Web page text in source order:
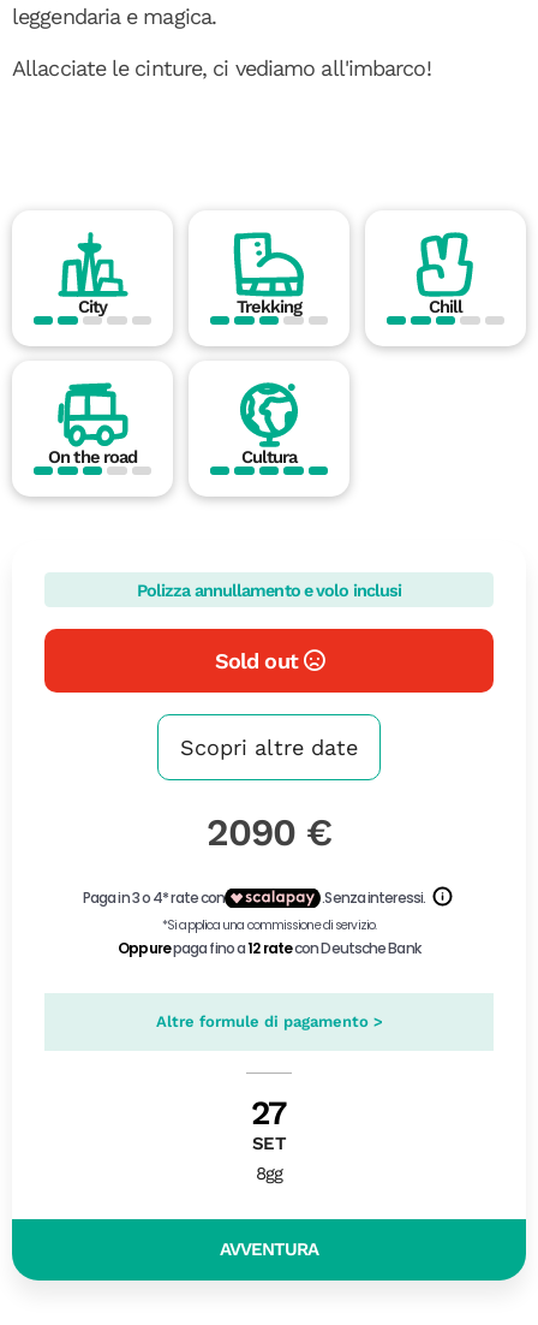
leggendaria e magica.
Allacciate le cinture, ci vediamo all'imbarco!
City Trekking Chill
On the road Cultura
Polizza annullamento e volo inclusi
Sold out
Scopri altre date
2090 €
Altre formule di pagamento >
27
SET
8gg
AVVENTURA